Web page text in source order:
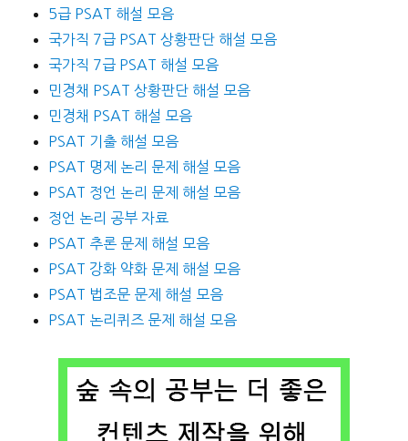
5급 PSAT 해설 모음
국가직 7급 PSAT 상황판단 해설 모음
국가직 7급 PSAT 해설 모음
민경채 PSAT 상황판단 해설 모음
민경채 PSAT 해설 모음
PSAT 기출 해설 모음
PSAT 명제 논리 문제 해설 모음
PSAT 정언 논리 문제 해설 모음
정언 논리 공부 자료
PSAT 추론 문제 해설 모음
PSAT 강화 약화 문제 해설 모음
PSAT 법조문 문제 해설 모음
PSAT 논리퀴즈 문제 해설 모음